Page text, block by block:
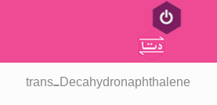
trans-Decahydronaphthalene